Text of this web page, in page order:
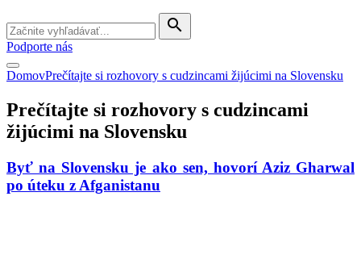
search
Podporte nás
DomovPrečítajte si rozhovory s cudzincami žijúcimi na Slovensku
Prečítajte si rozhovory s cudzincami
žijúcimi na Slovensku
Byť na Slovensku je ako sen, hovorí Aziz Gharwal
po úteku z Afganistanu